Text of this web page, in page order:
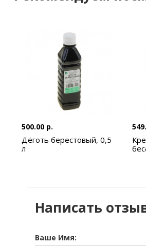
500.00 р.
Дёготь берестовый, 0,5
л
Написать
Ваше Имя: